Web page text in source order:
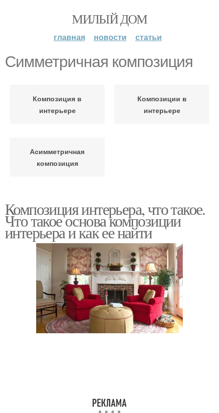
МИЛЫЙ ДОМ
главная новости статьи
Симметричная композиция
Композиция в
интерьере
Композиции в
интерьере
Асимметричная
композиция
Композиция интерьера, что такое.
Что такое основа композиции
интерьера и как ее найти